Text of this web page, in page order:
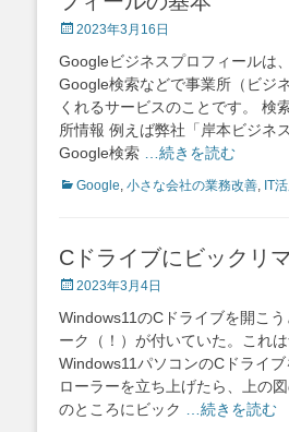
Posted
2023年3月16日
Googleビジネスプロフィールは
Google検索などで事業所（ビジ
くれるサービスのことです。 検
所情報 例えば弊社「岸本ビジネ
Google検索
…続きを読む
Categories
Google, 小さな会社の業務改善, IT
Cドライブにビックリ
Posted
2023年3月4日
Windows11のCドライブを開こ
ーク（！）が付いていた。これ
Windows11パソコンのCドライ
ローラーを立ち上げたら、上の
のところにビック
…続きを読む